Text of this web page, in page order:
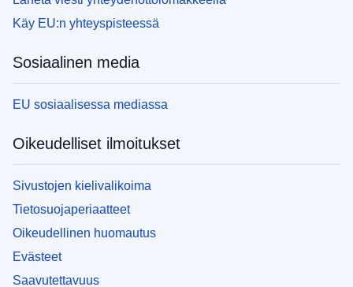
Käy EU:n yhteyspisteessä
Sosiaalinen media
EU sosiaalisessa mediassa
Oikeudelliset ilmoitukset
Sivustojen kielivalikoima
Tietosuojaperiaatteet
Oikeudellinen huomautus
Evästeet
Saavutettavuus